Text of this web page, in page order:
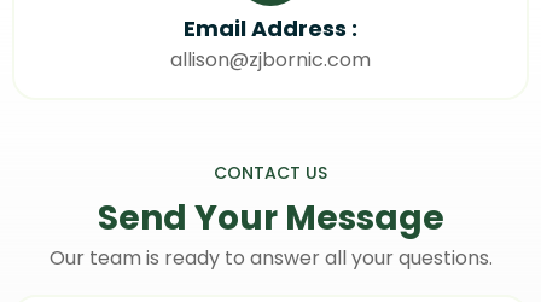
Email Address :
allison@zjbornic.com
CONTACT US
Send Your Message
Our team is ready to answer all your questions.